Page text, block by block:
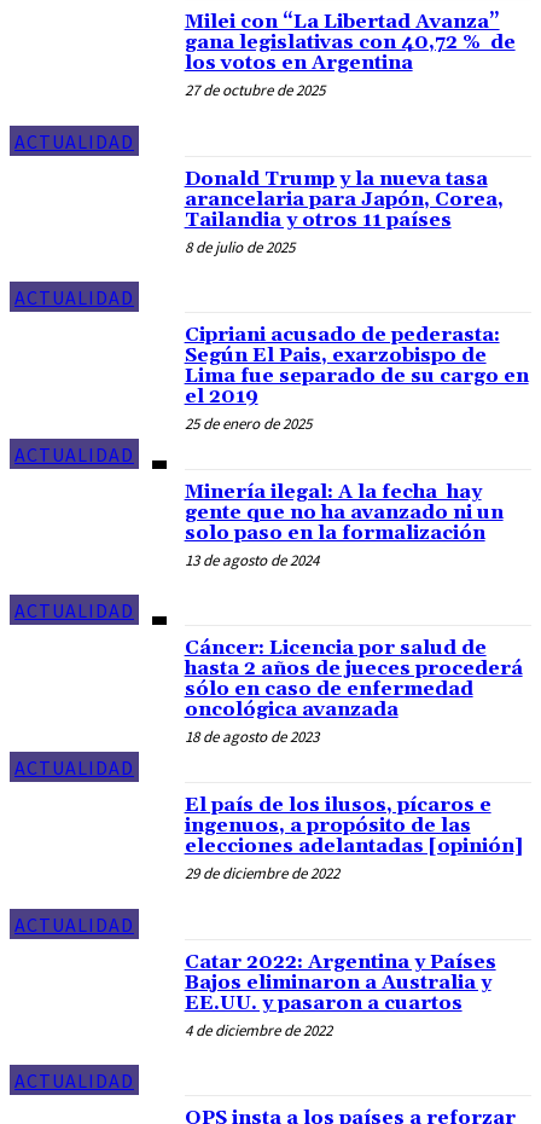
ACTUALIDAD
Milei con “La Libertad Avanza”
gana legislativas con 40,72 % de
los votos en Argentina
27 de octubre de 2025
ACTUALIDAD
Donald Trump y la nueva tasa
arancelaria para Japón, Corea,
Tailandia y otros 11 países
8 de julio de 2025
ACTUALIDAD
Cipriani acusado de pederasta:
Según El Pais, exarzobispo de
Lima fue separado de su cargo en
el 2019
25 de enero de 2025
ACTUALIDAD
Minería ilegal: A la fecha hay
gente que no ha avanzado ni un
solo paso en la formalización
13 de agosto de 2024
ACTUALIDAD
Cáncer: Licencia por salud de
hasta 2 años de jueces procederá
sólo en caso de enfermedad
oncológica avanzada
18 de agosto de 2023
ACTUALIDAD
El país de los ilusos, pícaros e
ingenuos, a propósito de las
elecciones adelantadas [opinión]
29 de diciembre de 2022
ACTUALIDAD
Catar 2022: Argentina y Países
Bajos eliminaron a Australia y
EE.UU. y pasaron a cuartos
4 de diciembre de 2022
OPS insta a los países a reforzar